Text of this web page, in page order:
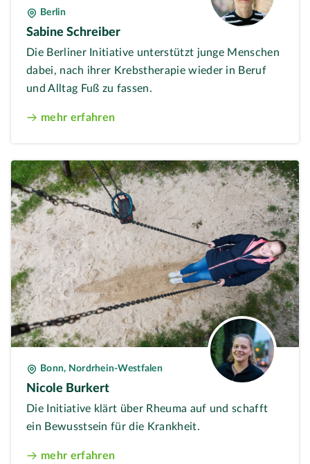
Berlin
Sabine Schreiber
Die Berliner Initiative unterstützt junge Menschen
dabei, nach ihrer Krebstherapie wieder in Beruf
und Alltag Fuß zu fassen.
mehr erfahren
Bonn, Nordrhein-Westfalen
Nicole Burkert
Die Initiative klärt über Rheuma auf und schafft
ein Bewusstsein für die Krankheit.
mehr erfahren